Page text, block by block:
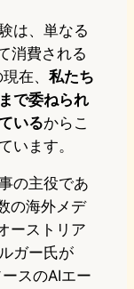
は、単なる
消費される
在、 私たち
で委ねられ
いるからこ
います。
の主役であ
の海外メデ
ーストリア
ガー氏が
スのAIエー